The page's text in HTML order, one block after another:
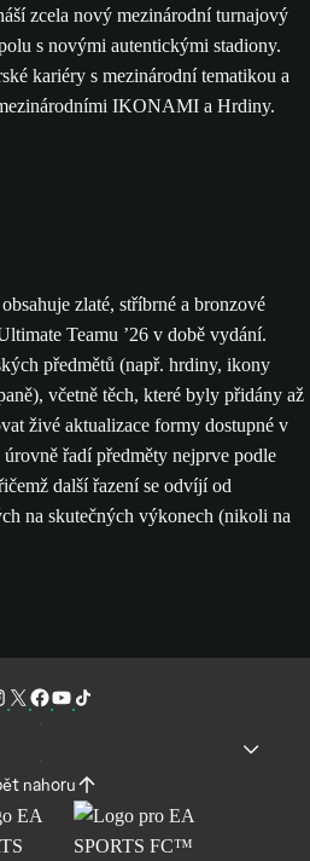
zcela nový mezinárodní turnajový
s novými autentickými stadiony.
kariéry s mezinárodní tematikou a
IKONAMI a Hrdiny.
zlaté, stříbrné a bronzové
Teamu ’26 v době vydání.
předmětů (např. hrdiny, ikony
včetně těch, které byly přidány až
živé aktualizace formy dostupné v
řadí předměty nejprve podle
další řazení se odvíjí od
na skutečných výkonech (nikoli na
nahoru